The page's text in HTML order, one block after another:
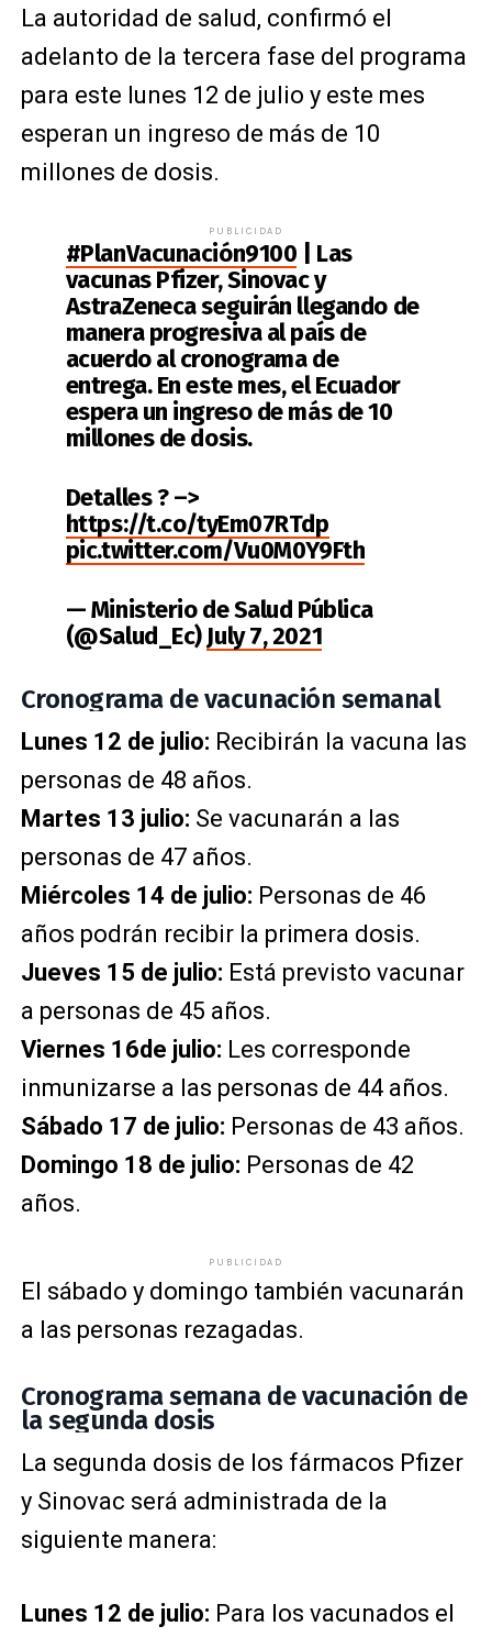
La autoridad de salud, confirmó el
adelanto de la tercera fase del programa
para este lunes 12 de julio y este mes
esperan un ingreso de más de 10
millones de dosis.
PUBLICIDAD
#PlanVacunación9100 | Las
vacunas Pfizer, Sinovac y
AstraZeneca seguirán llegando de
manera progresiva al país de
acuerdo al cronograma de
entrega. En este mes, el Ecuador
espera un ingreso de más de 10
millones de dosis.
Detalles ? –>
https://t.co/tyEm07RTdp
pic.twitter.com/Vu0M0Y9Fth
— Ministerio de Salud Pública
(@Salud_Ec)July 7, 2021
Cronograma de vacunación semanal
Lunes 12 de julio: Recibirán la vacuna las
personas de 48 años.
Martes 13 julio: Se vacunarán a las
personas de 47 años.
Miércoles 14 de julio: Personas de 46
años podrán recibir la primera dosis.
Jueves 15 de julio: Está previsto vacunar
a personas de 45 años.
Viernes 16de julio: Les corresponde
inmunizarse a las personas de 44 años.
Sábado 17 de julio: Personas de 43 años.
Domingo 18 de julio: Personas de 42
años.
PUBLICIDAD
El sábado y domingo también vacunarán
a las personas rezagadas.
Cronograma semana de vacunación de
la segunda dosis
La segunda dosis de los fármacos Pfizer
y Sinovac será administrada de la
siguiente manera:
Lunes 12 de julio: Para los vacunados el